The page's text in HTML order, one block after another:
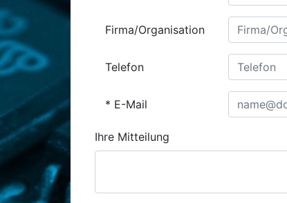
Firma/Organisation
Telefon
E-Mail
Ihre Mitteilung